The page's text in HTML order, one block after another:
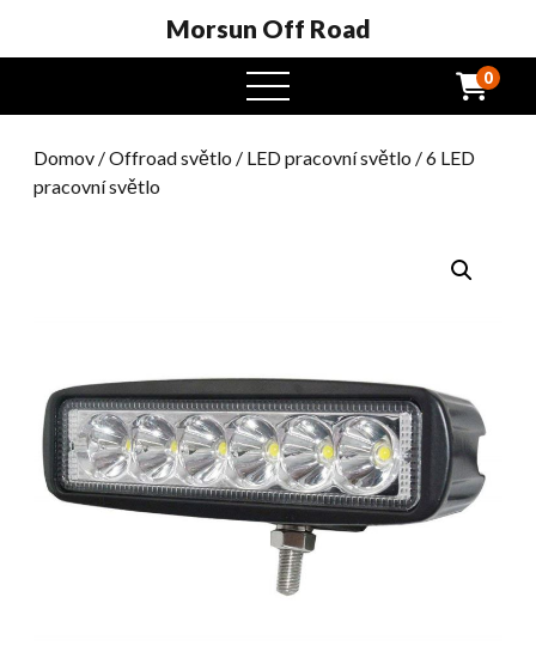
Morsun Off Road
Otevřená
nabídka
0
Domov /Offroad světlo / LED pracovní světlo / 6 LED
pracovní světlo